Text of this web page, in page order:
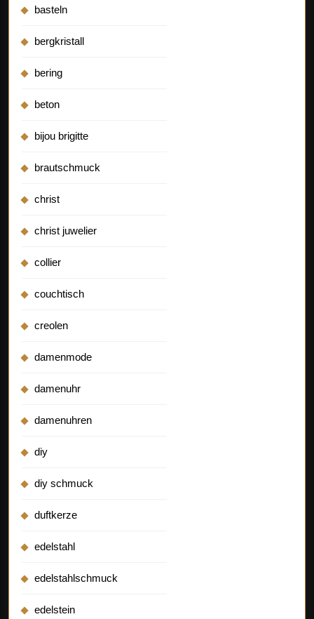
basteln
bergkristall
bering
beton
bijou brigitte
brautschmuck
christ
christ juwelier
collier
couchtisch
creolen
damenmode
damenuhr
damenuhren
diy
diy schmuck
duftkerze
edelstahl
edelstahlschmuck
edelstein